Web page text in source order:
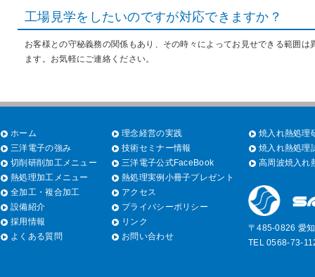
工場見学をしたいのですが対応できますか？
お客様との守秘義務の関係もあり、その時々によってお見せできる範囲
ます。お気軽にご連絡ください。
ホーム
三洋電子の強み
切削研削加工メニュー
熱処理加工メニュー
全加工・複合加工
設備紹介
採用情報
よくある質問
理念経営の実践
技術セミナー情報
三洋電子公式FaceBook
熱処理実例小冊子プレゼント
アクセス
プライバシーポリシー
リンク
お問い合わせ
焼入れ熱処理
焼入れ熱処理
高周波焼入れ
〒485-0826 愛
TEL 0568-73-